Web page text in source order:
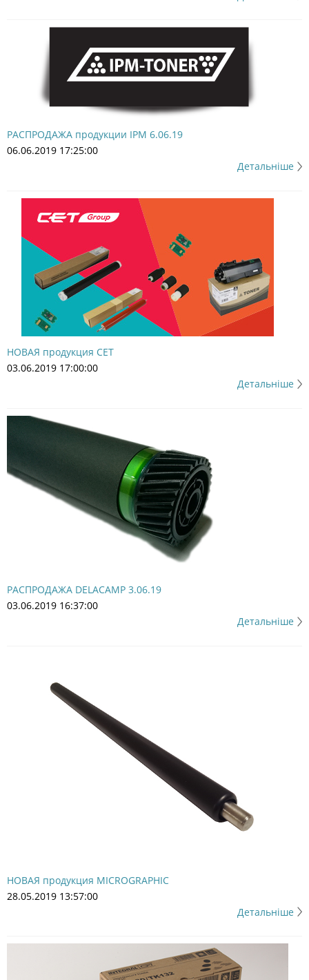
РАСПРОДАЖА продукции IPM 6.06.19
06.06.2019 17:25:00
Детальніше
НОВАЯ продукция CET
03.06.2019 17:00:00
Детальніше
РАСПРОДАЖА DELACAMP 3.06.19
03.06.2019 16:37:00
Детальніше
НОВАЯ продукция MICROGRAPHIC
28.05.2019 13:57:00
Детальніше